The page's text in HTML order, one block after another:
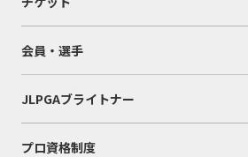
会員・選手
JLPGAブライトナー
プロ資格制度